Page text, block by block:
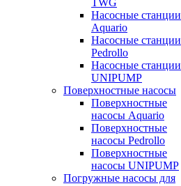
TWG
Насосные станции
Aquario
Насосные станции
Pedrollo
Насосные станции
UNIPUMP
Поверхностные насосы
Поверхностные
насосы Aquario
Поверхностные
насосы Pedrollo
Поверхностные
насосы UNIPUMP
Погружные насосы для